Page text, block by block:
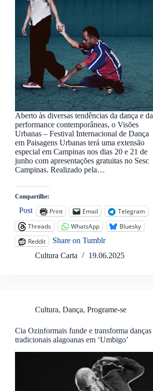
Aberto às diversas tendências da dança e da
performance contemporâneas, o Visões
Urbanas – Festival Internacional de Dança
em Paisagens Urbanas terá uma extensão
especial em Campinas nos dias 20 e 21 de
junho com apresentações gratuitas no Sesc
Campinas. Realizado pela…
Compartilhe:
Post Print Email
Telegram
Threads
WhatsApp
Bluesky
Reddit
Share on Tumblr
Cultura Carta
19.06.2025
Cultura, Dança, Programe-se
Cia Ozinformais funde e transforma danças
tradicionais alagoanas em ‘Umbigo’